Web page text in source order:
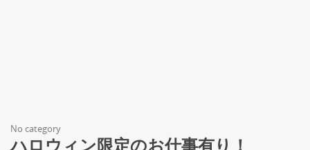
No category
ハロウィン限定のお仕事有り！